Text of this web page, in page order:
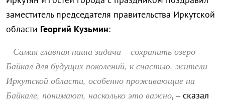
заместитель председателя правительства Иркутской
области Георгий Кузьмин:
– Самая главная наша задача – сохранить озеро
Байкал для будущих поколений, к счастью, жители
Иркутской области, особенно проживающие на
Байкале, понимают, насколько это важно, – сказал